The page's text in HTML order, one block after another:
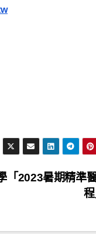
「2023暑期精準